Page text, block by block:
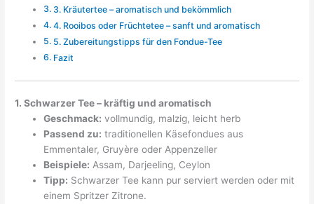
3. Kräutertee – aromatisch und bekömmlich
4. Rooibos oder Früchtetee – sanft und aromatisch
5. Zubereitungstipps für den Fondue-Tee
Fazit
1. Schwarzer Tee – kräftig und aromatisch
Geschmack: vollmundig, malzig, leicht herb
Passend zu: traditionellen Käsefondues aus
Emmentaler, Gruyère oder Appenzeller
Beispiele: Assam, Darjeeling, Ceylon
Tipp: Schwarzer Tee kann pur serviert werden oder mit
einem Spritzer Zitrone.